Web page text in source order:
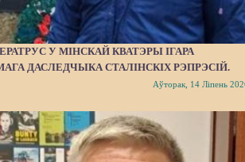
У МІНСКАЙ КВАТЭРЫ ІГАРА
ДАСЛЕДЧЫКА СТАЛІНСКІХ РЭПРЭСІЙ.
Аўторак, 14 Ліпень